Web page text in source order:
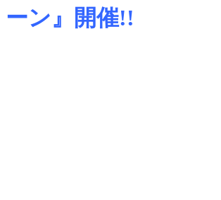
ーン』開催!!